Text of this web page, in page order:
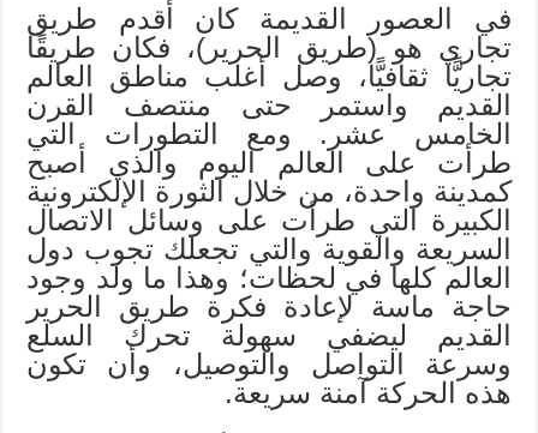
في العصور القديمة كان أقدم طريق
تجاري هو (طريق الحرير)، فكان طريقًا
تجاريًّا ثقافيًّا، وصل أغلب مناطق العالم
القديم واستمر حتى منتصف القرن
الخامس عشر. ومع التطورات التي
طرأت على العالم اليوم والذي أصبح
كمدينة واحدة، من خلال الثورة الإلكترونية
الكبيرة التي طرأت على وسائل الاتصال
السريعة والقوية والتي تجعلك تجوب دول
العالم كلها في لحظات؛ وهذا ما ولد وجود
حاجة ماسة لإعادة فكرة طريق الحرير
القديم ليضفي سهولة تحرك السلع
وسرعة التواصل والتوصيل، وأن تكون
هذه الحركة آمنة سريعة.